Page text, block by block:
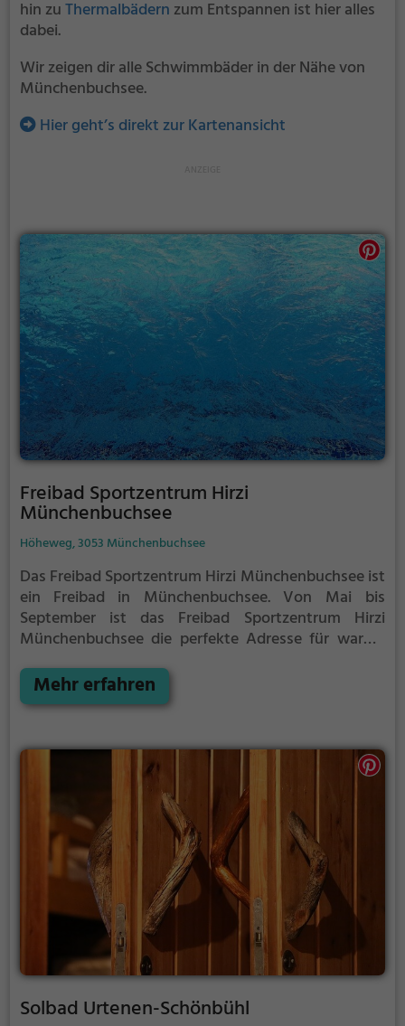
hin zuThermalbädern zum Entspannen ist hier alles
dabei.
Wir zeigen dir alle Schwimmbäder in der Nähe von
Münchenbuchsee.
Hier geht’s direkt zur Kartenansicht
Freibad Sportzentrum Hirzi
Münchenbuchsee
Höheweg, 3053 Münchenbuchsee
Das Freibad Sportzentrum Hirzi Münchenbuchsee ist
ein Freibad in Münchenbuchsee. Von Mai bis
September ist das Freibad Sportzentrum Hirzi
Münchenbuchsee die perfekte Adresse für warme
oder ganz einfach mit Freunden - im Freibad
Sportzentrum Hirzi Münchenbuchsee kommt jeder
Freibadsaison im Freibad Sportzentrum Hirzi
Münchenbuchsee auch verlängert werden.
Informationen hierzu findest du auf der Website.
Mehr erfahren
Solbad Urtenen-Schönbühl